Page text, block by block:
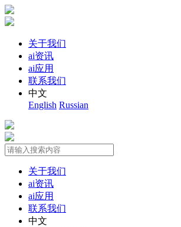
关于我们
ai资讯
ai应用
联系我们
中文
English Russian
关于我们
ai资讯
ai应用
联系我们
中文